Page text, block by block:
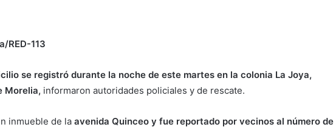
RED-113
se registró durante la noche de este martes en la colonia La Joya,
Morelia, informaron autoridades policiales y de rescate.
inmueble de la avenida Quinceo y fue reportado por vecinos al número de